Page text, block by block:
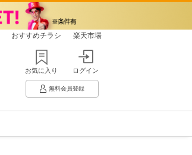
おすすめチラシ 楽天市場
お気に入り ログイン
無料会員登録